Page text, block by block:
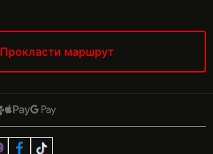
Прокласти маршрут